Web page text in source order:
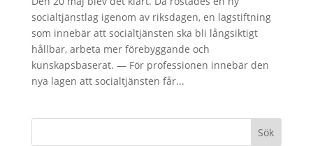
socialtjänstlag igenom av riksdagen, en lagstiftning
som innebär att socialtjänsten ska bli långsiktigt
hållbar, arbeta mer förebyggande och
kunskapsbaserat. — För professionen innebär den
nya lagen att socialtjänsten får...
Sök